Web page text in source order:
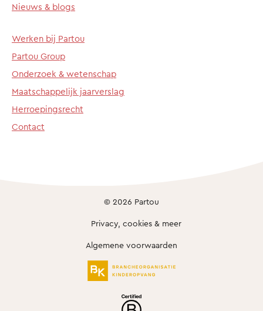
Nieuws & blogs
Werken bij Partou
Partou Group
Onderzoek & wetenschap
Maatschappelijk jaarverslag
Herroepingsrecht
Contact
© 2026 Partou
Privacy, cookies & meer
Algemene voorwaarden